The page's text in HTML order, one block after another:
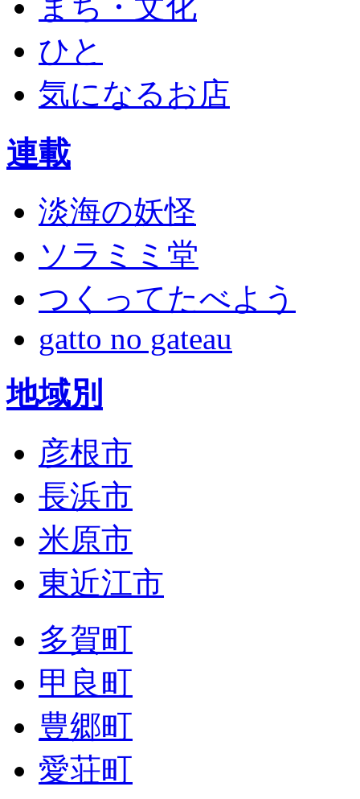
ひと
気になるお店
連載
淡海の妖怪
ソラミミ堂
つくってたべよう
gatto no gateau
地域別
彦根市
長浜市
米原市
東近江市
多賀町
甲良町
豊郷町
愛荘町